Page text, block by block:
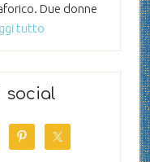
Due donne
tutto
social